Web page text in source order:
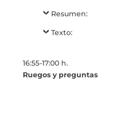
Resumen:
Texto:
16:55-17:00 h.
Ruegos y preguntas